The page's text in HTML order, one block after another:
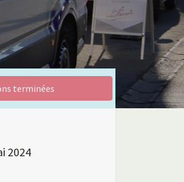
terminées
2024